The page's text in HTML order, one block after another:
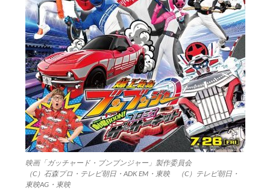
映画「ガッチャード・ブンブンジャー」製作委員会
（C）石森プロ・テレビ朝日・ADK EM・東映 （C）テレビ朝日・
東映AG・東映